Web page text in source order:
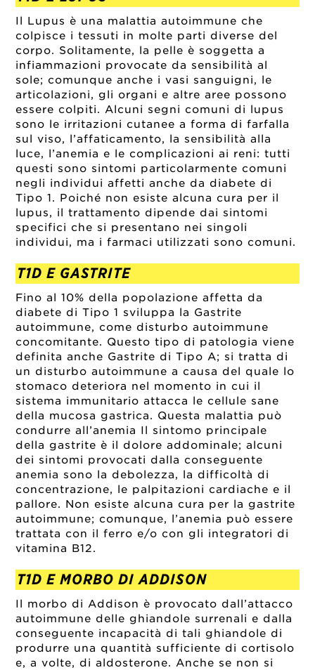
Il Lupus è una malattia autoimmune che
colpisce i tessuti in molte parti diverse del
corpo. Solitamente, la pelle è soggetta a
infiammazioni provocate da sensibilità al
sole; comunque anche i vasi sanguigni, le
articolazioni, gli organi e altre aree possono
essere colpiti. Alcuni segni comuni di lupus
sono le irritazioni cutanee a forma di farfalla
sul viso, l’affaticamento, la sensibilità alla
luce, l’anemia e le complicazioni ai reni: tutti
questi sono sintomi particolarmente comuni
negli individui affetti anche da diabete di
Tipo 1. Poiché non esiste alcuna cura per il
lupus, il trattamento dipende dai sintomi
specifici che si presentano nei singoli
individui, ma i farmaci utilizzati sono comuni.
T1D E GASTRITE
Fino al 10% della popolazione affetta da
diabete di Tipo 1 sviluppa la Gastrite
autoimmune, come disturbo autoimmune
concomitante. Questo tipo di patologia viene
definita anche Gastrite di Tipo A; si tratta di
un disturbo autoimmune a causa del quale lo
stomaco deteriora nel momento in cui il
sistema immunitario attacca le cellule sane
della mucosa gastrica. Questa malattia può
condurre all’anemia Il sintomo principale
della gastrite è il dolore addominale; alcuni
dei sintomi provocati dalla conseguente
anemia sono la debolezza, la difficoltà di
concentrazione, le palpitazioni cardiache e il
pallore. Non esiste alcuna cura per la gastrite
autoimmune; comunque, l’anemia può essere
trattata con il ferro e/o con gli integratori di
vitamina B12.
T1D E MORBO DI ADDISON
Il morbo di Addison è provocato dall’attacco
autoimmune delle ghiandole surrenali e dalla
conseguente incapacità di tali ghiandole di
produrre una quantità sufficiente di cortisolo
e, a volte, di aldosterone. Anche se non si